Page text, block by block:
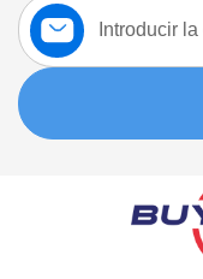
a
nuestro
boletín: